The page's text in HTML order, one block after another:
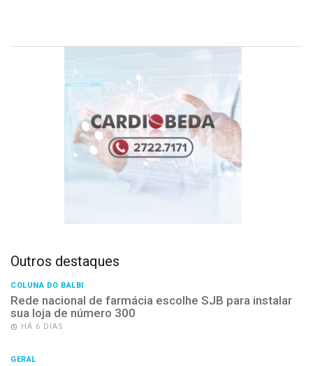
Outros destaques
COLUNA DO BALBI
Rede nacional de farmácia escolhe SJB para instalar
sua loja de número 300
HÁ 6 DIAS
GERAL